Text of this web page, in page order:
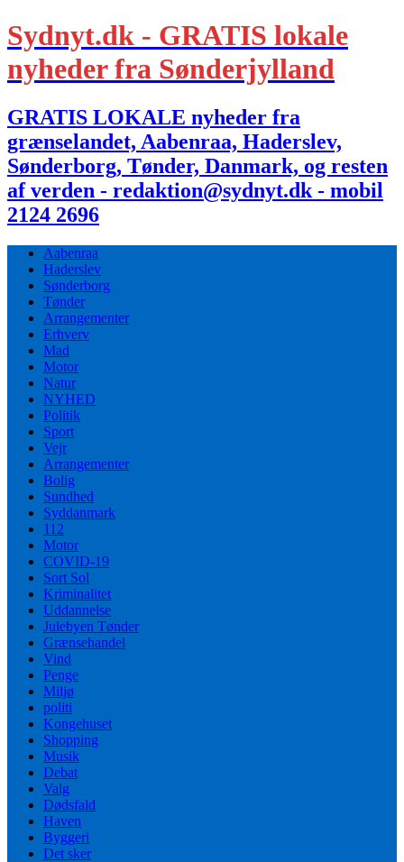
Sydnyt.dk - GRATIS lokale
nyheder fra Sønderjylland
GRATIS LOKALE nyheder fra
grænselandet, Aabenraa, Haderslev,
Sønderborg, Tønder, Danmark, og resten
af verden - redaktion@sydnyt.dk - mobil
2124 2696
Aabenraa
Haderslev
Sønderborg
Tønder
Arrangementer
Erhverv
Mad
Motor
Natur
NYHED
Politik
Sport
Vejr
Arrangementer
Bolig
Sundhed
Syddanmark
112
Motor
COVID-19
Sort Sol
Kriminalitet
Uddannelse
Julebyen Tønder
Grænsehandel
Vind
Penge
Miljø
politi
Kongehuset
Shopping
Musik
Debat
Valg
Dødsfald
Haven
Byggeri
Det sker